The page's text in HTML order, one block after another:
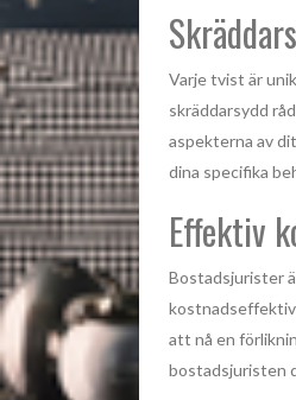
Varje tvist är
skräddarsydd
aspekterna av
dina specifika
Effektiv
Bostadsjurister
kostnadseffektiv
att nå en
bostadsjuristen